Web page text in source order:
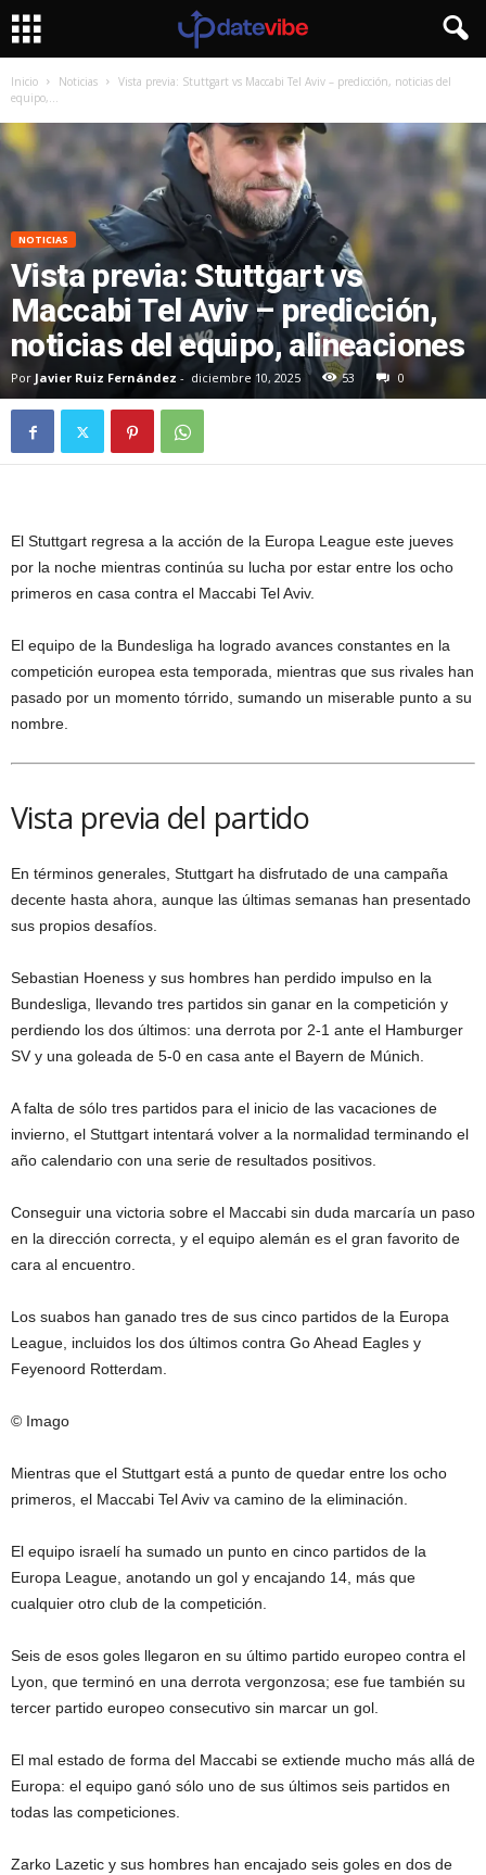
Inicio Noticias
Vista previa: Stuttgart vs Maccabi Tel Aviv – predicción, noticias del
equipo,...
NOTICIAS
Vista previa: Stuttgart vs
Maccabi Tel Aviv – predicción,
noticias del equipo, alineaciones
Por Javier Ruiz Fernández - diciembre 10, 2025 53 0
El Stuttgart regresa a la acción de la Europa League este jueves
por la noche mientras continúa su lucha por estar entre los ocho
primeros en casa contra el Maccabi Tel Aviv.
El equipo de la Bundesliga ha logrado avances constantes en la
competición europea esta temporada, mientras que sus rivales han
pasado por un momento tórrido, sumando un miserable punto a su
nombre.
Vista previa del partido
En términos generales, Stuttgart ha disfrutado de una campaña
decente hasta ahora, aunque las últimas semanas han presentado
sus propios desafíos.
Sebastian Hoeness y sus hombres han perdido impulso en la
Bundesliga, llevando tres partidos sin ganar en la competición y
perdiendo los dos últimos: una derrota por 2-1 ante el Hamburger
SV y una goleada de 5-0 en casa ante el Bayern de Múnich.
A falta de sólo tres partidos para el inicio de las vacaciones de
invierno, el Stuttgart intentará volver a la normalidad terminando el
año calendario con una serie de resultados positivos.
Conseguir una victoria sobre el Maccabi sin duda marcaría un paso
en la dirección correcta, y el equipo alemán es el gran favorito de
cara al encuentro.
Los suabos han ganado tres de sus cinco partidos de la Europa
League, incluidos los dos últimos contra Go Ahead Eagles y
Feyenoord Rotterdam.
© Imago
Mientras que el Stuttgart está a punto de quedar entre los ocho
primeros, el Maccabi Tel Aviv va camino de la eliminación.
El equipo israelí ha sumado un punto en cinco partidos de la
Europa League, anotando un gol y encajando 14, más que
cualquier otro club de la competición.
Seis de esos goles llegaron en su último partido europeo contra el
Lyon, que terminó en una derrota vergonzosa; ese fue también su
tercer partido europeo consecutivo sin marcar un gol.
El mal estado de forma del Maccabi se extiende mucho más allá de
Europa: el equipo ganó sólo uno de sus últimos seis partidos en
todas las competiciones.
Zarko Lazetic y sus hombres han encajado seis goles en dos de